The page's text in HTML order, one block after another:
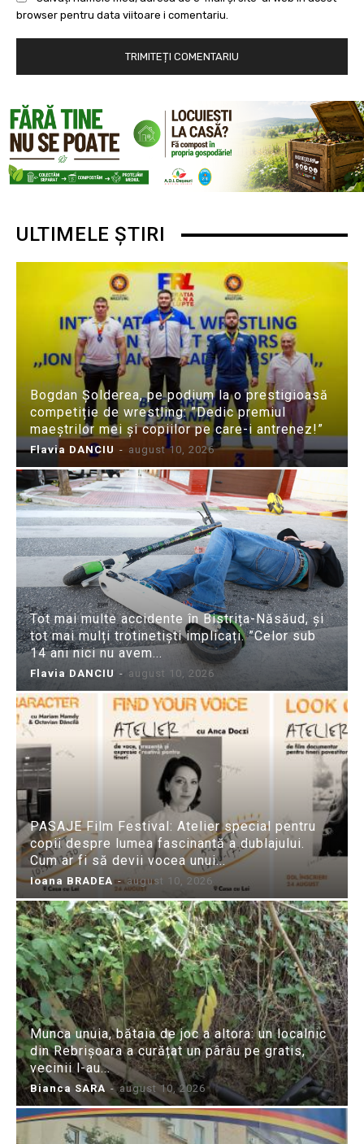
browser pentru data viitoare i comentariu.
ULTIMELE ȘTIRI
Bogdan Șolderea, pe podium la o prestigioasă
competiție de wrestling: ”Dedic premiul
maeștrilor mei și copiilor pe care-i antrenez!”
Flavia DANCIU - august 10, 2026
Tot mai multe accidente în Bistrița-Năsăud, și
tot mai mulți trotinetiști implicați. ”Celor sub
14 ani nici nu avem...
Flavia DANCIU - august 10, 2026
PASAJE Film Festival: Atelier special pentru
copii despre lumea fascinantă a dublajului.
Cum ar fi să devii vocea unui...
Ioana BRADEA - august 10, 2026
Munca unuia, bătaia de joc a altora: un localnic
din Rebrișoara a curățat un pârâu pe gratis,
vecinii l-au...
Bianca SARA - august 10, 2026